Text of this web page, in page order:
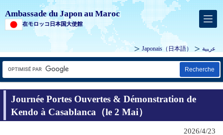
Ambassade du Japon au Maroc
在モロッコ日本国大使館
Japonais（日本語） ﻋرﺒﻴﺔ
Recherche
Journée Portes Ouvertes & Démonstration de
Kendo à Casablanca（le 2 Mai）
2026/4/23